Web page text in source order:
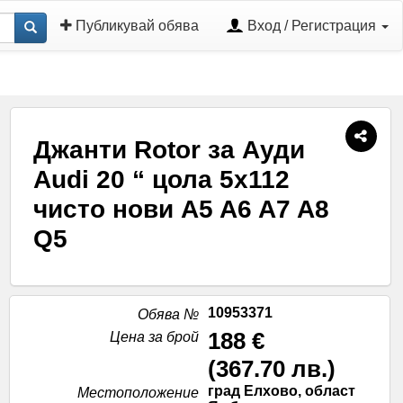
Публикувай обява Вход / Регистрация
Джанти Rotor за Ауди
Audi 20 “ цола 5х112
чисто нови A5 A6 A7 A8
Q5
Обява №
10953371
Цена за брой
188 €
(367.70 лв.)
Местоположение
град Елхово, област